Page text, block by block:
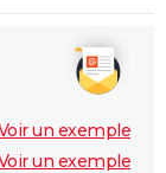
un exemple
un exemple